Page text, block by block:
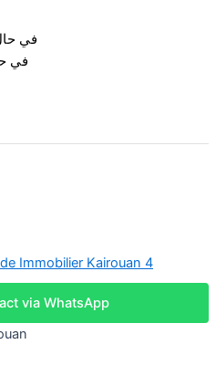
في حال بيع 1000
في
via WhatsApp